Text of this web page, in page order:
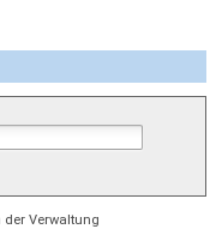
Verwaltung